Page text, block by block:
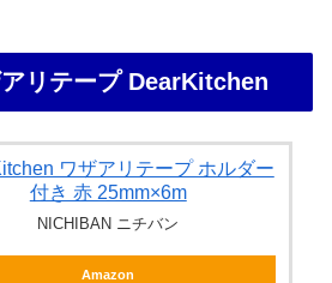
リテープ DearKitchen
ワザアリテープ ホルダー
付き 赤 25mm×6m
NICHIBAN ニチバン
Amazon